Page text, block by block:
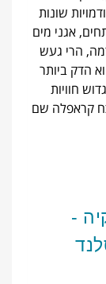
שונות
אגני מים
הרי געש
הדק ביותר
חוויות
קראפלה שם
-